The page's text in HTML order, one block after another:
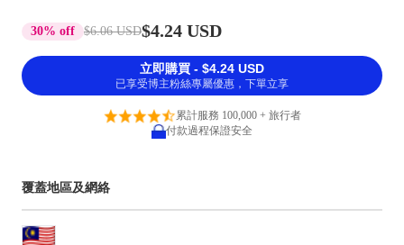
30% off $6.06 USD$4.24 USD
立即購買 - $4.24 USD
已享受博主粉絲專屬優惠，下單立享
累計服務 100,000 + 旅行者
付款過程保證安全
覆蓋地區及網絡